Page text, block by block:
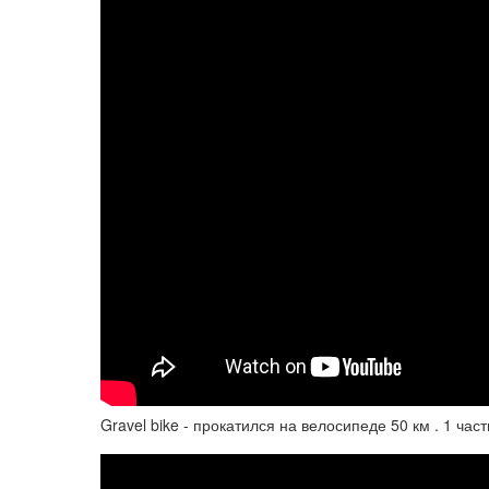
Gravel bike - прокатился на велосипеде 50 км . 1